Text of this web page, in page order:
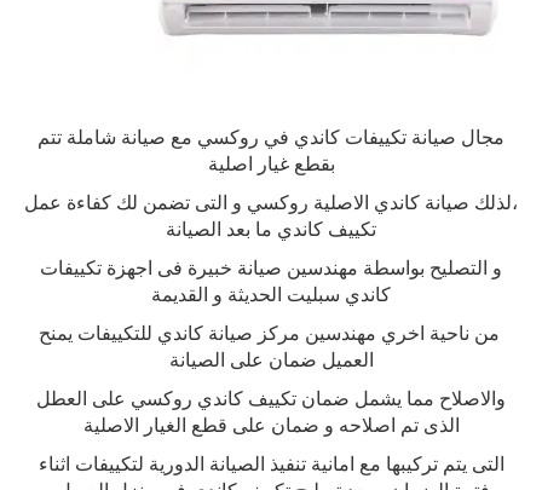
مجال صيانة تكييفات كاندي في روكسي مع صيانة شاملة تتم
بقطع غيار اصلية
،لذلك صيانة كاندي الاصلية روكسي و التى تضمن لك كفاءة عمل
تكييف كاندي ما بعد الصيانة
و التصليح بواسطة مهندسين صيانة خبيرة فى اجهزة تكييفات
كاندي سبليت الحديثة و القديمة
من ناحية اخري مهندسين مركز صيانة كاندي للتكييفات يمنح
العميل ضمان على الصيانة
والاصلاح مما يشمل ضمان تكييف كاندي روكسي على العطل
الذى تم اصلاحه و ضمان على قطع الغيار الاصلية
التى يتم تركيبها مع امانية تنفيذ الصيانة الدورية لتكييفات اثناء